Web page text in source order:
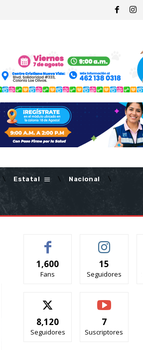
Estatal Nacional
1,600
Fans
15
Seguidores
8,120
Seguidores
7
Suscriptores